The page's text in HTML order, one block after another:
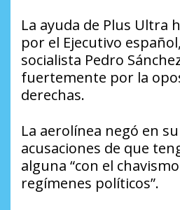
La ayuda de Plus Ultra
por el Ejecutivo
socialista Pedro
fuertemente por la
derechas.
La aerolínea negó en
acusaciones de que
alguna “con el
regímenes políticos”.